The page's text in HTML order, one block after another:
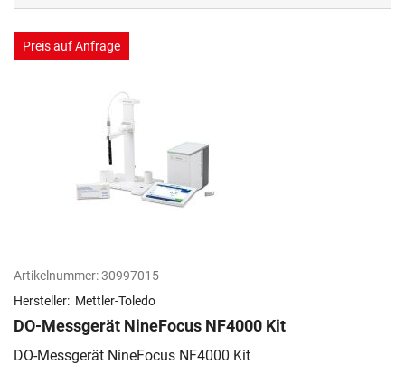
als
Preis auf Anfrage
Artikelnummer:30997015
Hersteller: Mettler-Toledo
DO-Messgerät NineFocus NF4000 Kit
DO-Messgerät NineFocus NF4000 Kit